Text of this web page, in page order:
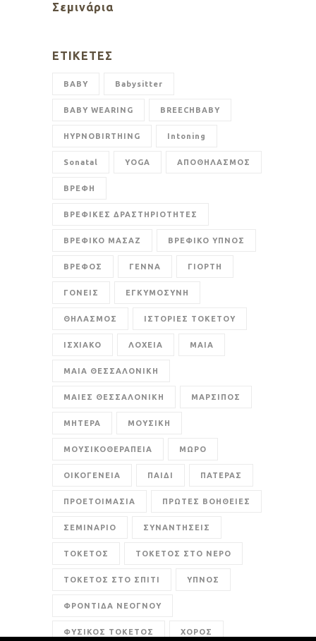
Σεμινάρια
ΕΤΙΚΈΤΕΣ
BABY Babysitter
BABY WEARING BREECHBABY
HYPNOBIRTHING Intoning
Sonatal YOGA ΑΠΟΘΗΛΑΣΜΟΣ
ΒΡΕΦΗ
ΒΡΕΦΙΚΕΣ ΔΡΑΣΤΗΡΙΟΤΗΤΕΣ
ΒΡΕΦΙΚΟ ΜΑΣΑΖ ΒΡΕΦΙΚΟ ΥΠΝΟΣ
ΒΡΕΦΟΣ ΓΕΝΝΑ ΓΙΟΡΤΗ
ΓΟΝΕΙΣ ΕΓΚΥΜΟΣΥΝΗ
ΘΗΛΑΣΜΟΣ ΙΣΤΟΡΙΕΣ ΤΟΚΕΤΟΥ
ΙΣΧΙΑΚΟ ΛΟΧΕΙΑ ΜΑΙΑ
ΜΑΙΑ ΘΕΣΣΑΛΟΝΙΚΗ
ΜΑΙΕΣ ΘΕΣΣΑΛΟΝΙΚΗ ΜΑΡΣΙΠΟΣ
ΜΗΤΕΡΑ ΜΟΥΣΙΚΗ
ΜΟΥΣΙΚΟΘΕΡΑΠΕΙΑ ΜΩΡΟ
ΟΙΚΟΓΕΝΕΙΑ ΠΑΙΔΙ ΠΑΤΕΡΑΣ
ΠΡΟΕΤΟΙΜΑΣΙΑ ΠΡΩΤΕΣ ΒΟΗΘΕΙΕΣ
ΣΕΜΙΝΑΡΙΟ ΣΥΝΑΝΤΗΣΕΙΣ
ΤΟΚΕΤΟΣ ΤΟΚΕΤΟΣ ΣΤΟ ΝΕΡΟ
ΤΟΚΕΤΟΣ ΣΤΟ ΣΠΙΤΙ ΥΠΝΟΣ
ΦΡΟΝΤΙΔΑ ΝΕΟΓΝΟΥ
ΦΥΣΙΚΟΣ ΤΟΚΕΤΟΣ ΧΟΡΟΣ